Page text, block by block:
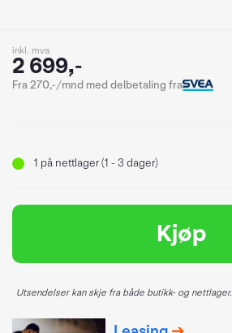
inkl. mva
2 699,-
Fra 270,-/mnd med delbetaling fra
1 på nettlager (1 - 3 dager)
Kjøp
Utsendelser kan skje fra både butikk- og nettlager.